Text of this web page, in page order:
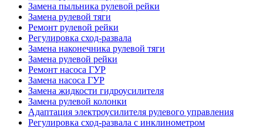
Замена пыльника рулевой рейки
Замена рулевой тяги
Ремонт рулевой рейки
Регулировка сход-развала
Замена наконечника рулевой тяги
Замена рулевой рейки
Ремонт насоса ГУР
Замена насоса ГУР
Замена жидкости гидроусилителя
Замена рулевой колонки
Адаптация электроусилителя рулевого управления
Регулировка сход-развала с инклинометром